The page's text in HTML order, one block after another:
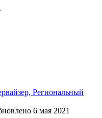
Региональный
6 мая 2021